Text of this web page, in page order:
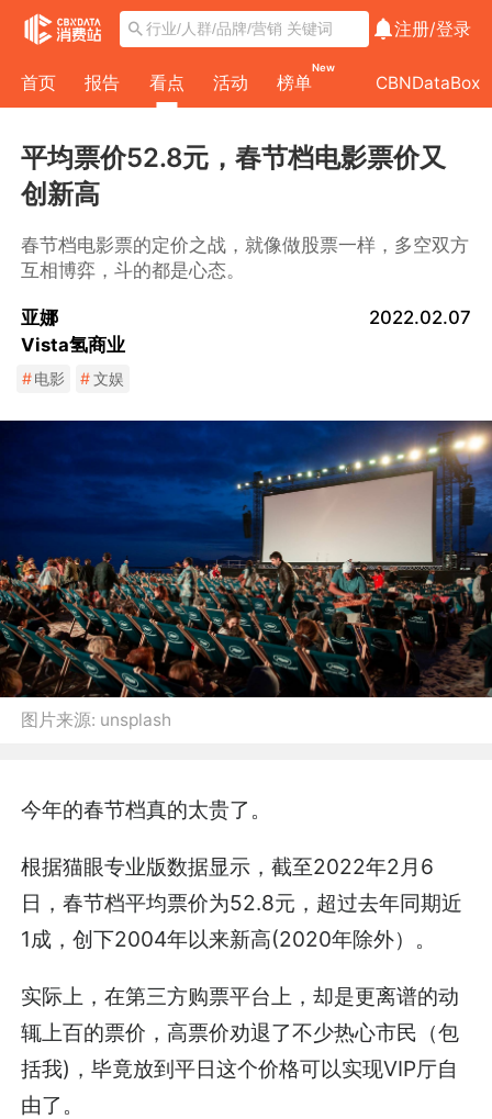
注册/登录
首页 报告 看点 活动 榜单
New
CBNDataBox
平均票价52.8元，春节档电影票价又
创新高
春节档电影票的定价之战，就像做股票一样，多空双方
互相博弈，斗的都是心态。
亚娜
Vista氢商业
2022.02.07
#电影 #文娱
图片来源: unsplash
今年的春节档真的太贵了。
根据猫眼专业版数据显示，截至2022年2月6
日，春节档平均票价为52.8元，超过去年同期近
1成，创下2004年以来新高(2020年除外）。
实际上，在第三方购票平台上，却是更离谱的动
辄上百的票价，高票价劝退了不少热心市民（包
括我)，毕竟放到平日这个价格可以实现VIP厅自
由了。